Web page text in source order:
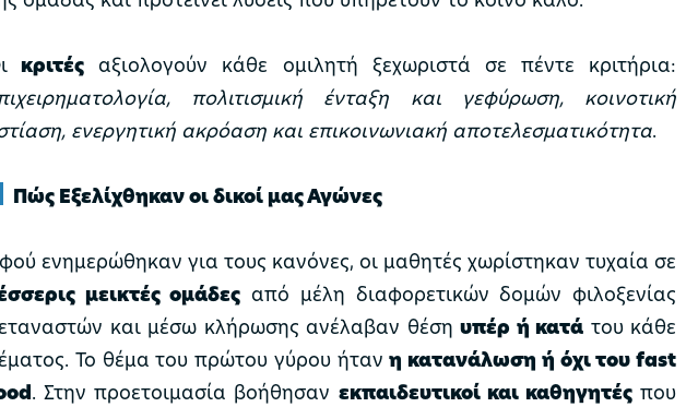
κριτές αξιολογούν κάθε ομιλητή ξεχωριστά σε πέντε κριτήρια:
πολιτισμική ένταξη και γεφύρωση, κοινοτική
ενεργητική ακρόαση και επικοινωνιακή αποτελεσματικότητα.
Πώς Εξελίχθηκαν οι δικοί μας Αγώνες
ενημερώθηκαν για τους κανόνες, οι μαθητές χωρίστηκαν τυχαία σε
μεικτές ομάδες από μέλη διαφορετικών δομών φιλοξενίας
και μέσω κλήρωσης ανέλαβαν θέση υπέρ ή κατά του κάθε
Το θέμα του πρώτου γύρου ήτανη κατανάλωση ή όχι του fast
. Στην προετοιμασία βοήθησαν εκπαιδευτικοί και καθηγητέςπου